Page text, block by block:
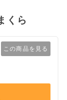
くら
この商品を見る